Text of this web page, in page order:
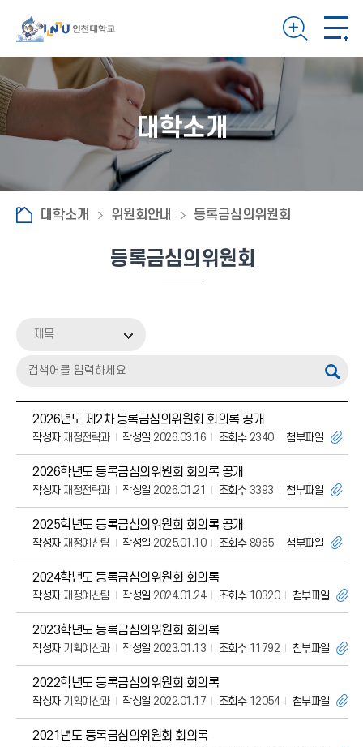
대학소개
대학소개 위원회안내 등록금심의위원회
등록금심의위원회
제목
2026년도 제2차 등록금심의위원회 회의록 공개
작성자재정전략과 작성일 2026.03.16 조회수2340 첨부파일
2026학년도 등록금심의위원회 회의록 공개
작성자재정전략과 작성일 2026.01.21 조회수3393 첨부파일
2025학년도 등록금심의위원회 회의록 공개
작성자재정예산팀 작성일 2025.01.10 조회수8965 첨부파일
2024학년도 등록금심의위원회 회의록
작성자재정예산팀 작성일 2024.01.24 조회수10320 첨부파일
2023학년도 등록금심의위원회 회의록
작성자기획예산과 작성일 2023.01.13 조회수11792 첨부파일
2022학년도 등록금심의위원회 회의록
작성자기획예산과 작성일 2022.01.17 조회수12054 첨부파일
2021년도 등록금심의위원회 회의록